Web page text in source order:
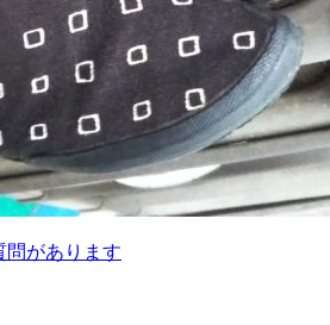
問があります